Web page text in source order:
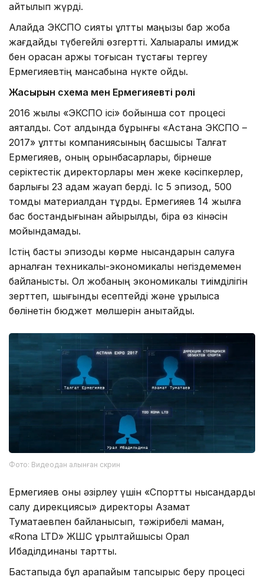
айтылып жүрді.
Алайда ЭКСПО сияқты ұлттық маңызы бар жоба
жағдайды түбегейлі өзгертті. Халықаралық имидж
бен орасан қаржы тоғысқан тұстағы тергеу
Ермегияевтің мансабына нүкте қойды.
Жасырын схема мен Ермегияевтің рөлі
2016 жылы «ЭКСПО ісі» бойынша сот процесі
аяқталды. Сот алдында бұрынғы «Астана ЭКСПО –
2017» ұлттық компаниясының басшысы Талғат
Ермегияев, оның орынбасарлары, бірнеше
серіктестік директорлары мен жеке кәсіпкерлер,
барлығы 23 адам жауап берді. Іс 5 эпизод, 500
томдық материалдан тұрды. Ермегияев 14 жылға
бас бостандығынан айырылды, бірақ өз кінәсін
мойындамады.
Істің басты эпизоды көрме нысандарын салуға
арналған техникалық-экономикалық негіздемемен
байланысты. Ол жобаның экономикалық тиімділігін
зерттеп, шығынды есептейді және құрылысқа
бөлінетін бюджет мөлшерін анықтайды.
Фото: Видеодан алынған скрин
Ермегияев оны әзірлеу үшін «Спорттық нысандарды
салу дирекциясы» директоры Азамат
Туматаевпен байланысып, тәжірибелі маман,
«Rona LTD» ЖШС құрылтайшысы Орал
Ибаділдинаны тартты.
Бастапқыда бұл қарапайым тапсырыс беру процесі